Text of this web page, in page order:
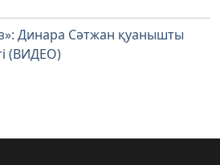
Динара Сәтжан қуанышты
(ВИДЕО)